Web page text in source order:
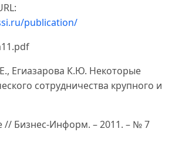
publication/
Егиазарова К.Ю. Некоторые
сотрудничества крупного и
// Бизнес-Информ. – 2011. – № 7